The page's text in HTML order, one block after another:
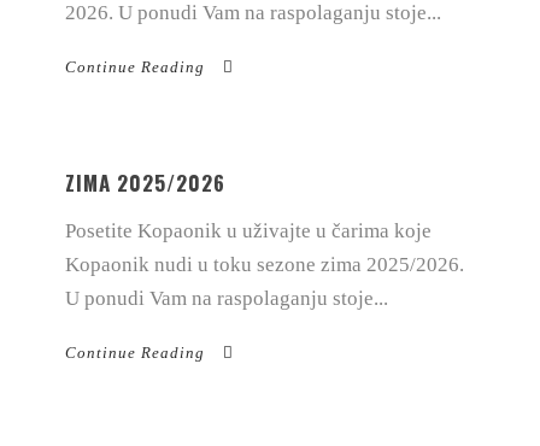
2026. U ponudi Vam na raspolaganju stoje...
Continue Reading
ZIMA 2025/2026
Posetite Kopaonik u uživajte u čarima koje
Kopaonik nudi u toku sezone zima 2025/2026.
U ponudi Vam na raspolaganju stoje...
Continue Reading